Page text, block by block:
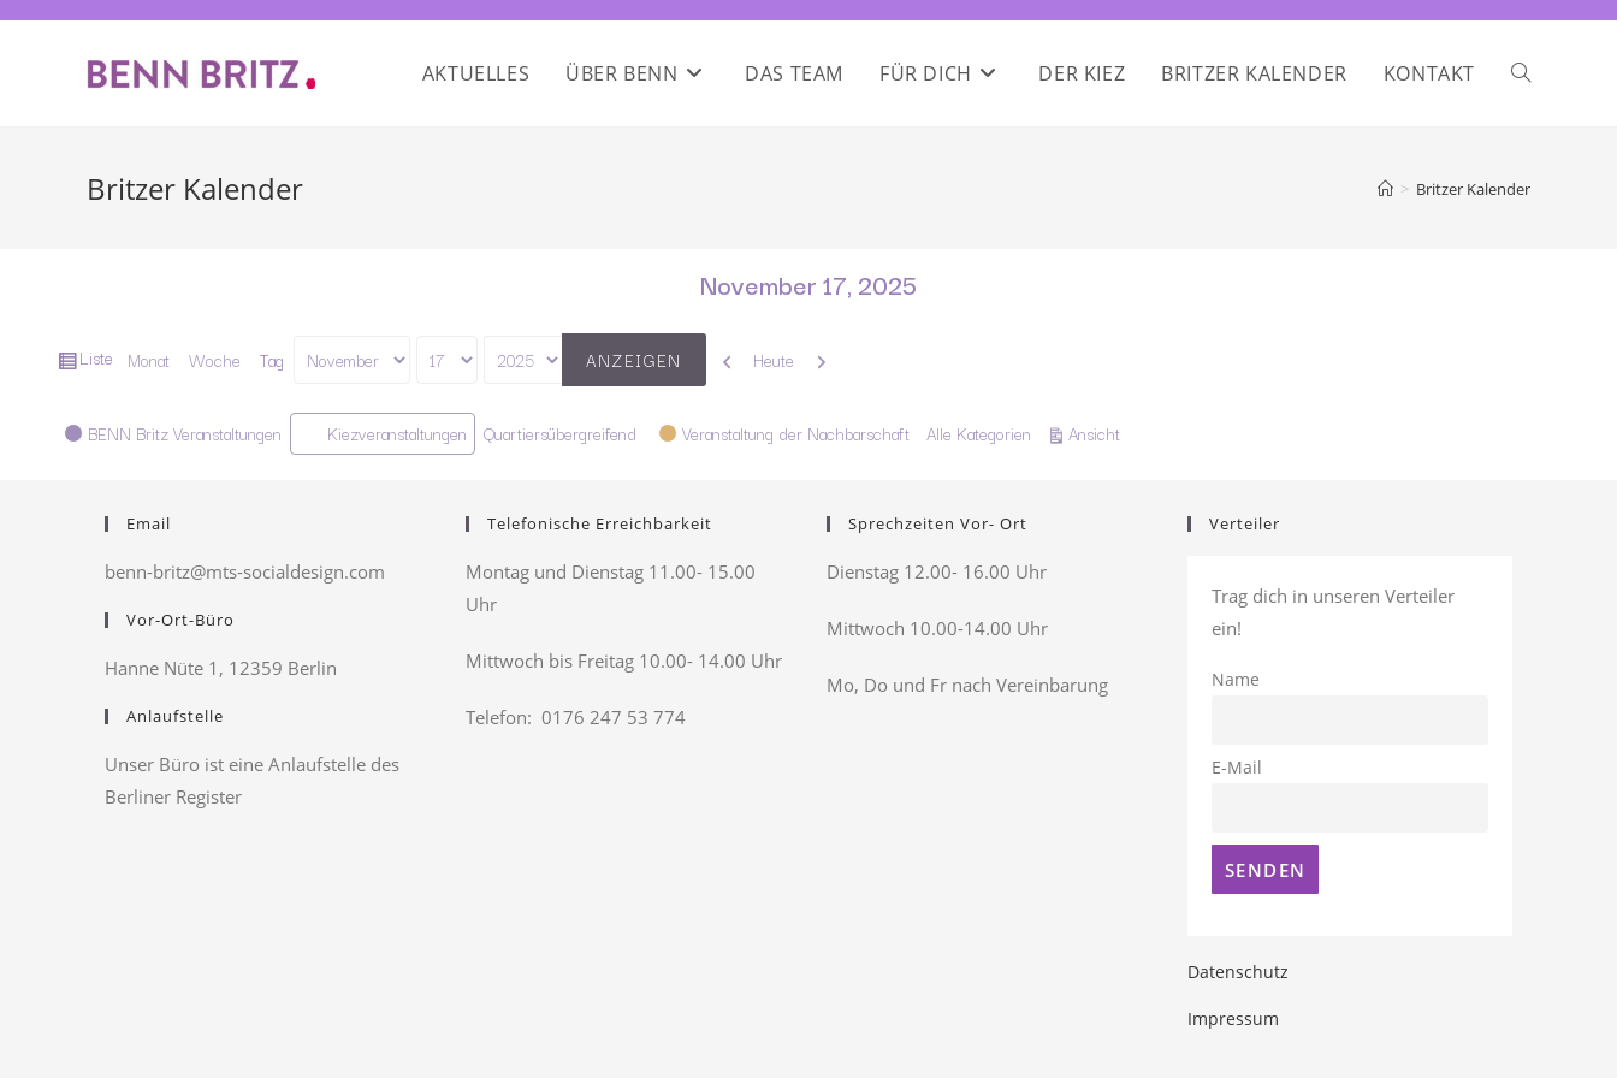
AKTUELLES ÜBER BENN DAS TEAM FÜR DICH DER KIEZ BRITZER KALENDER KONTAKT
Britzer Kalender > Britzer Kalender
November 17, 2025
Ansicht
Liste Monat Woche Tag
Monat
Tag
Jahr
Zurück
Heute Weiter
Kategorien
BENN Britz Veranstaltungen Kiezveranstaltungen Quartiersübergreifend Veranstaltung der Nachbarschaft Alle Kategorien Ansichtausdrucken
Email
benn-britz@mts-socialdesign.com
Vor-Ort-Büro
Hanne Nüte 1, 12359 Berlin
Anlaufstelle
Unser Büro ist eine Anlaufstelle des
Berliner Register
Telefonische Erreichbarkeit
Montag und Dienstag 11.00- 15.00
Uhr
Mittwoch bis Freitag 10.00- 14.00 Uhr
Telefon: 0176 247 53 774
Sprechzeiten Vor- Ort
Dienstag 12.00- 16.00 Uhr
Mittwoch 10.00-14.00 Uhr
Mo, Do und Fr nach Vereinbarung
Verteiler
Trag dich in unseren Verteiler
ein!
Name
E-Mail
Datenschutz
Impressum